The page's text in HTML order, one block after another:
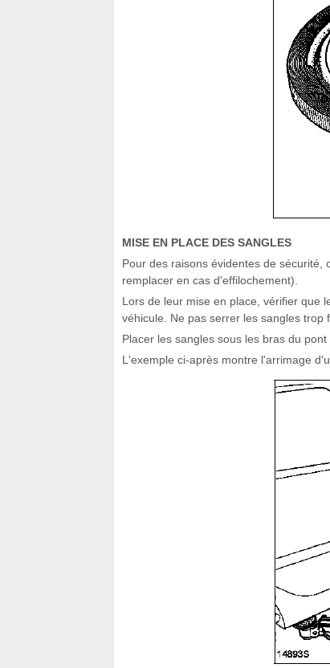
MISE EN PLACE DES SANGLES
Pour des raisons évidentes de
remplacer en cas d'effilochement).
Lors de leur mise en place, vérifier que
véhicule. Ne pas serrer les sangles trop
Placer les sangles sous les bras du
L'exemple ci-après montre l'arrimage